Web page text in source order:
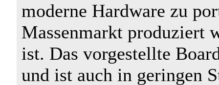
moderne Hardware zu
Massenmarkt produziert
ist. Das vorgestellte
und ist auch in geringen